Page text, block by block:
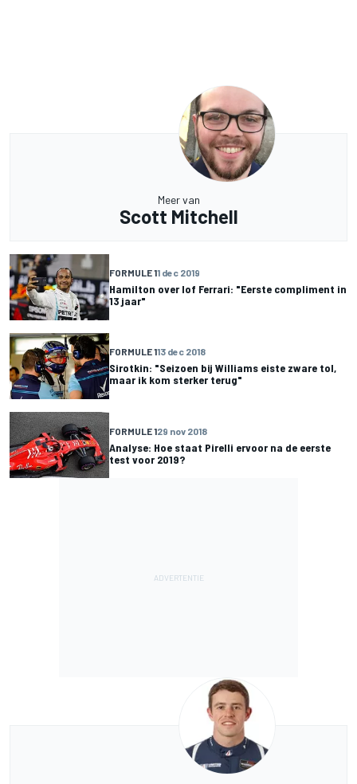
Meer van
Scott Mitchell
FORMULE 11 dec 2019
Hamilton over lof Ferrari: "Eerste compliment in
13 jaar"
FORMULE 113 dec 2018
Sirotkin: "Seizoen bij Williams eiste zware tol,
maar ik kom sterker terug"
FORMULE 129 nov 2018
Analyse: Hoe staat Pirelli ervoor na de eerste
test voor 2019?